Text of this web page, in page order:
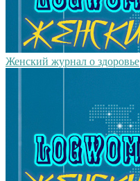
Женский журнал о здоровье